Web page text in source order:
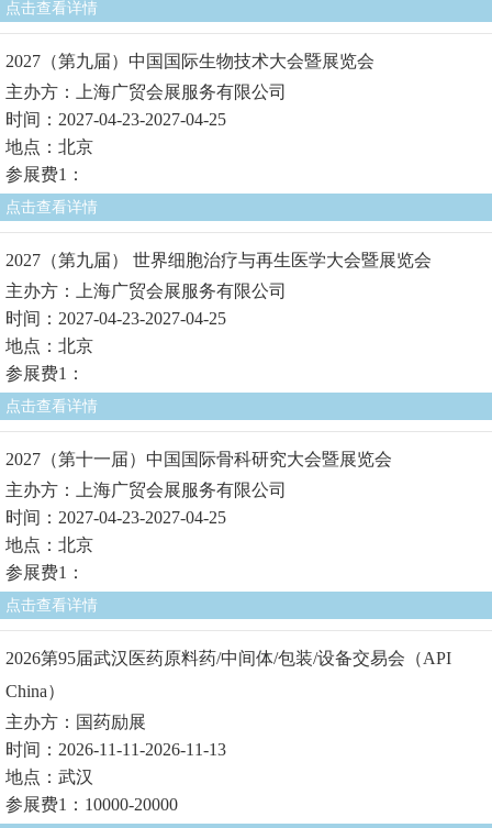
点击查看详情
2027（第九届）中国国际生物技术大会暨展览会
主办方：上海广贸会展服务有限公司
时间：2027-04-23-2027-04-25
地点：北京
参展费1：
点击查看详情
2027（第九届） 世界细胞治疗与再生医学大会暨展览会
主办方：上海广贸会展服务有限公司
时间：2027-04-23-2027-04-25
地点：北京
参展费1：
点击查看详情
2027（第十一届）中国国际骨科研究大会暨展览会
主办方：上海广贸会展服务有限公司
时间：2027-04-23-2027-04-25
地点：北京
参展费1：
点击查看详情
2026第95届武汉医药原料药/中间体/包装/设备交易会（API
China）
主办方：国药励展
时间：2026-11-11-2026-11-13
地点：武汉
参展费1：10000-20000